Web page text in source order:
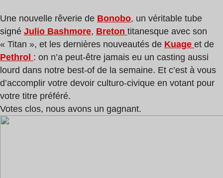
Une nouvelle rêverie de Bonobo, un véritable tube
signé Julio Bashmore, Breton titanesque avec son
« Titan », et les dernières nouveautés de Kuage et de
Pethrol : on n’a peut-être jamais eu un casting aussi
lourd dans notre best-of de la semaine. Et c’est à vous
d’accomplir votre devoir culturo-civique en votant pour
votre titre préféré.
Votes clos, nous avons un gagnant.